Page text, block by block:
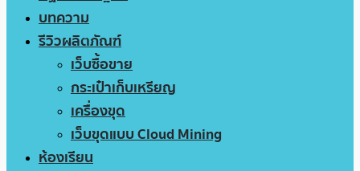
บทความ
รีวิวผลิตภัณฑ์
เว็บซื้อขาย
กระเป๋าเก็บเหรียญ
เครื่องขุด
เว็บขุดแบบ Cloud Mining
ห้องเรียน